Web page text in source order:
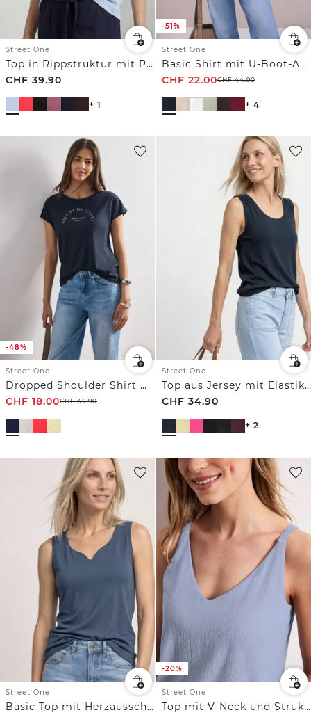
Street One
Top in Rippstruktur mit Polokragen
CHF 39.90
+ 1
-51%
Street One
Basic Shirt mit U-Boot-Ausschnitt
CHF 22.00CHF44.90
+ 4
-48%
Street One
Dropped Shoulder Shirt mit Rundhals
CHF 18.00CHF34.90
Street One
Top aus Jersey mit Elastiksaum
CHF 34.90
+ 2
Street One
Basic Top mit Herzausschnitt
-20%
Street One
Top mit V-Neck und Strukturmix